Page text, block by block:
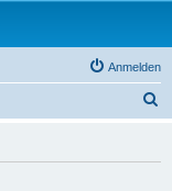
Anmelden